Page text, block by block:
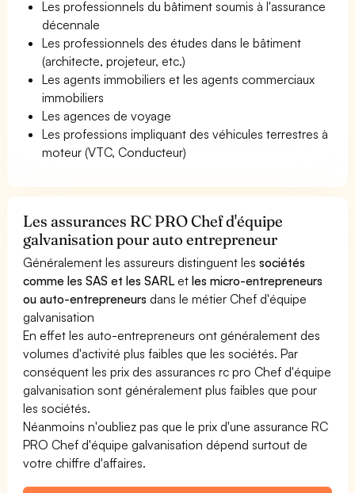
Les professionnels du bâtiment soumis à l'assurance
décennale
Les professionnels des études dans le bâtiment
(architecte, projeteur, etc.)
Les agents immobiliers et les agents commerciaux
immobiliers
Les agences de voyage
Les professions impliquant des véhicules terrestres à
moteur (VTC, Conducteur)
Les assurances RC PRO Chef d'équipe
galvanisation pour auto entrepreneur
Généralement les assureurs distinguent lessociétés
comme les SAS et les SARL etles micro-entrepreneurs
ou auto-entrepreneurs dans le métier Chef d'équipe
galvanisation
En effet les auto-entrepreneurs ont généralement des
volumes d'activité plus faibles que les sociétés. Par
conséquent les prix des assurances rc pro Chef d'équipe
galvanisation sont généralement plus faibles que pour
les sociétés.
Néanmoins n'oubliez pas que le prix d'une assurance RC
PRO Chef d'équipe galvanisation dépend surtout de
votre chiffre d'affaires.